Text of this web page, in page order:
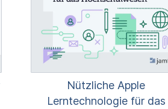
Nützliche Apple
Lerntechnologie für das